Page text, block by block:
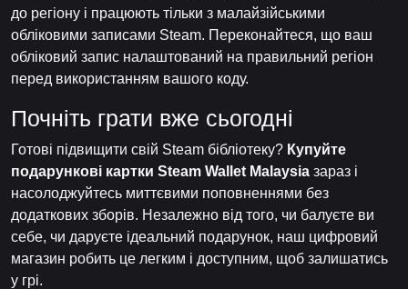
до регіону і працюють тільки з малайзійськими
обліковими записами Steam. Переконайтеся, що ваш
обліковий запис налаштований на правильний регіон
перед використанням вашого коду.
Почніть грати вже сьогодні
Готові підвищити свій Steam бібліотеку? Купуйте
подарункові картки Steam Wallet Malaysia зараз і
насолоджуйтесь миттєвими поповненнями без
додаткових зборів. Незалежно від того, чи балуєте ви
себе, чи даруєте ідеальний подарунок, наш цифровий
магазин робить це легким і доступним, щоб залишатись
у грі.